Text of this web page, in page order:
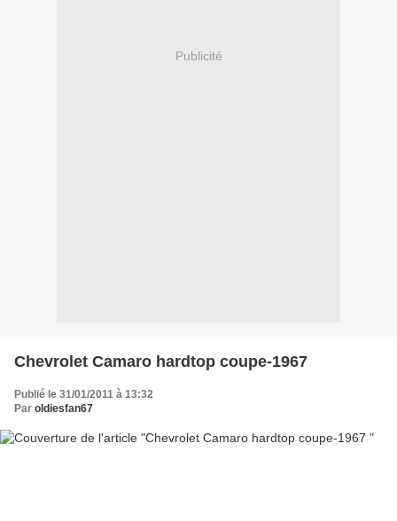
Publicité
Chevrolet Camaro hardtop coupe-1967
Publié le 31/01/2011 à 13:32
Par oldiesfan67